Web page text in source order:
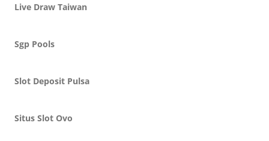
Live Draw Taiwan
Sgp Pools
Slot Deposit Pulsa
Situs Slot Ovo